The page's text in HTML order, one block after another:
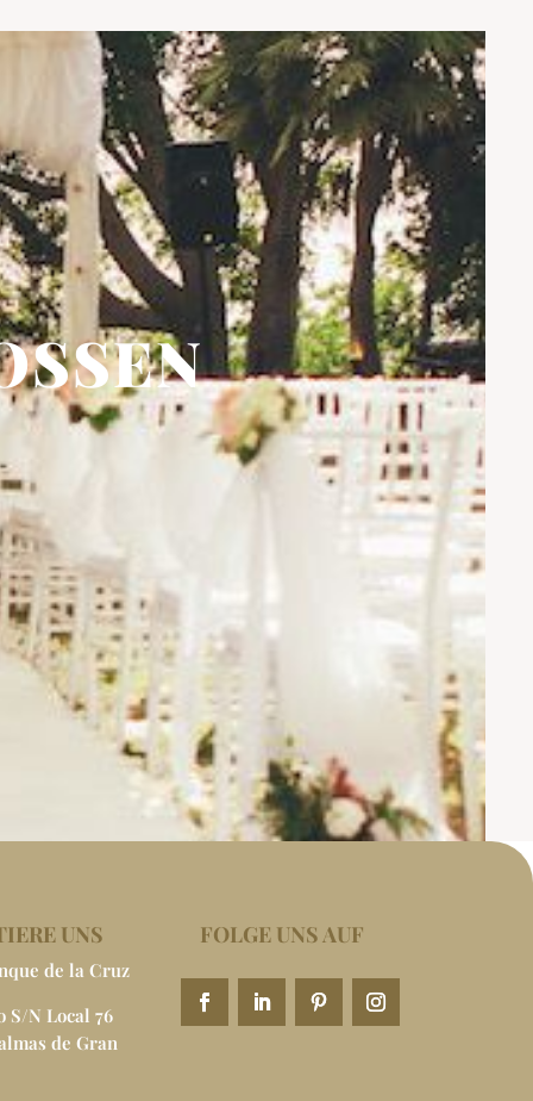
T
UNS
de la Cruz
S/N Local 76
de Gran
FOLGE UNS AUF